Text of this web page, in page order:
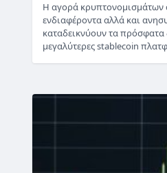
Η αγορά κρυπτονομισμάτων
ενδιαφέροντα αλλά και
καταδεικνύουν τα πρόσφατα
μεγαλύτερες stablecoin